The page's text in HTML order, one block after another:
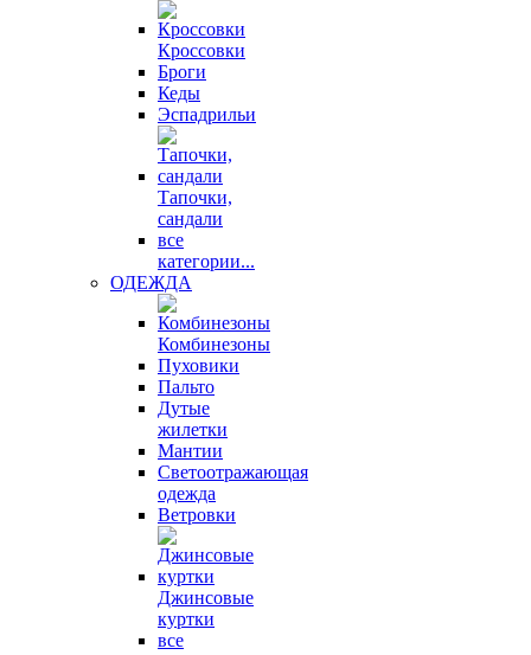
Кроссовки
Броги
Кеды
Эспадрильи
Тапочки,
сандали
все
категории...
ОДЕЖДА
Комбинезоны
Пуховики
Пальто
Дутые
жилетки
Мантии
Светоотражающая
одежда
Ветровки
Джинсовые
куртки
все